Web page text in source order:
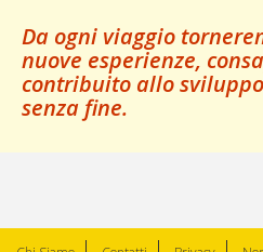
Da ogni viaggio
nuove esperienze,
contribuito allo
senza fine.